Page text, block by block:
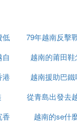
友誼，而不是紛
是中國政府和
低
79年越南反擊
人
越南的莆田鞋
港 越南援助巴
從青島出發去
怎麼辦
香
越南的se什